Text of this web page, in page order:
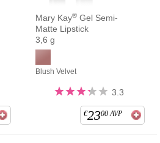
Mary Kay® Gel Semi-
Matte Lipstick
3,6 g
Blush Velvet
3.3
€2300 AVP